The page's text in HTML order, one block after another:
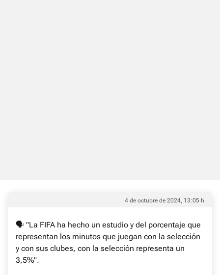
4 de octubre de 2024, 13:05 h
🗣 "La FIFA ha hecho un estudio y del porcentaje que
representan los minutos que juegan con la selección
y con sus clubes, con la selección representa un
3,5%".